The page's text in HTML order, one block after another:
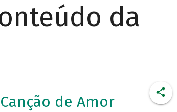
da
de Amor